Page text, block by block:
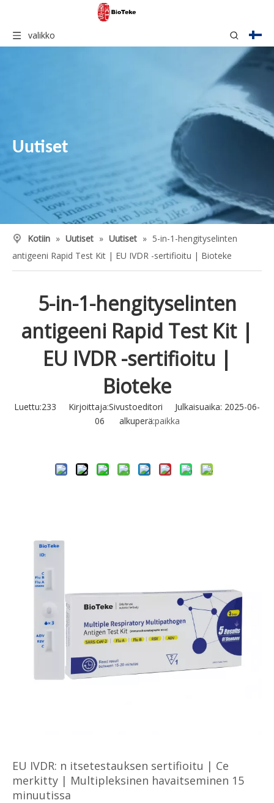
valikko
Uutiset
Kotiin » Uutiset » Uutiset » 5-in-1-hengityselinten
antigeeni Rapid Test Kit | EU IVDR -sertifioitu | Bioteke
5-in-1-hengityselinten
antigeeni Rapid Test Kit |
EU IVDR -sertifioitu |
Bioteke
Luettu:233 Kirjoittaja:Sivustoeditori Julkaisuaika: 2025-06-
06 alkuperä:paikka
EU IVDR: n itsetestauksen sertifioitu | Ce
merkitty | Multipleksinen havaitseminen 15
minuutissa